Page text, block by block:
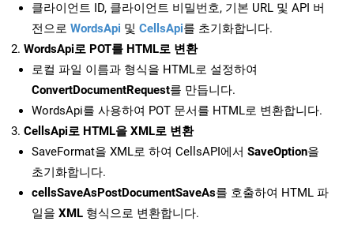
클라이언트 ID, 클라이언트 비밀번호, 기본 URL 및 API 버
전으로 WordsApi 및 CellsApi를 초기화합니다.
WordsApi로 POT를 HTML로 변환
로컬 파일 이름과 형식을 HTML로 설정하여
ConvertDocumentRequest를 만듭니다.
WordsApi를 사용하여 POT 문서를 HTML로 변환합니다.
CellsApi로 HTML을 XML로 변환
SaveFormat을 XML로 하여 CellsAPI에서 SaveOption을
초기화합니다.
cellsSaveAsPostDocumentSaveAs를 호출하여 HTML 파
일을 XML 형식으로 변환합니다.